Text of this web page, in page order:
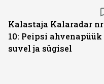
Kalastaja Kalaradar nr
10: Peipsi ahvenapüük
suvel ja sügisel